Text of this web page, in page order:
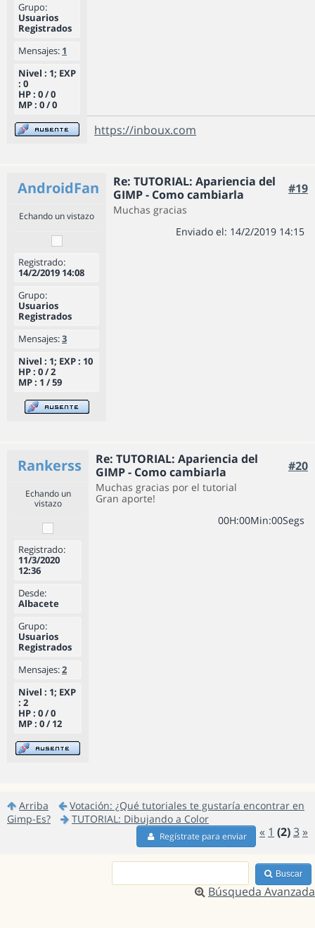
Grupo:
Usuarios
Registrados
Mensajes: 1
Nivel : 1; EXP
: 0
HP : 0 / 0
MP : 0 / 0
https://inboux.com
AndroidFan
Re: TUTORIAL: Apariencia del
GIMP - Como cambiarla
#19
Echando un vistazo
Registrado:
14/2/2019 14:08
Grupo:
Usuarios
Registrados
Mensajes:3
Nivel : 1; EXP : 10
HP : 0 / 2
MP : 1 / 59
Muchas gracias
Enviado el: 14/2/2019 14:15
Rankerss
Re: TUTORIAL: Apariencia del
GIMP - Como cambiarla
#20
Echando un
vistazo
Registrado:
11/3/2020
12:36
Desde:
Albacete
Grupo:
Usuarios
Registrados
Mensajes:2
Nivel : 1; EXP
: 2
HP : 0 / 0
MP : 0 / 12
Muchas gracias por el tutorial
Gran aporte!
00H:00Min:00Segs
Arriba
Votación: ¿Qué tutoriales te gustaría encontrar en
Gimp-Es?
TUTORIAL: Dibujando a Color
« 1 (2)3 »
Regístrate para enviar
Buscar
Búsqueda Avanzada